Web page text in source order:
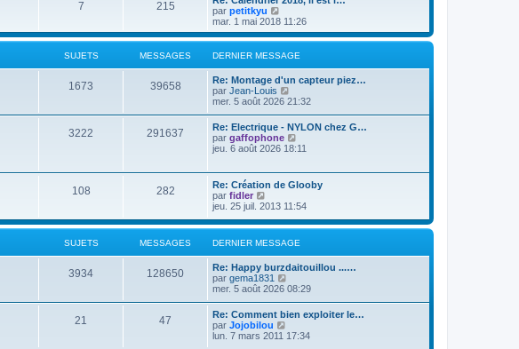
s
a
g
e
e
s
e
l
e
e
r
n
i
e
m
e
s
s
a
7 215
par petitkyu
o
i
r
l
e
r
n
i
e
r
m
a
g
e
mar. 1 mai 2018 11:26
SUJETS MESSAGES DERNIER MESSAGE
1673 39658
Re: Montage d'un capteur piez…
par Jean-Louis
o
r
l
e
d
r
n
e
r
m
e
s
s
a
e
mer. 5 août 2026 21:32
3222 291637
Re: Electrique - NYLON chez G…
par gaffophone
o
l
e
d
e
r
n
i
e
r
e
s
a
e
jeu. 6 août 2026 18:11
108 282
Re: Création de Glooby
par fidler
o
r
e
d
e
r
n
i
e
r
m
jeu. 25 juil. 2013 11:54
SUJETS MESSAGES DERNIER MESSAGE
3934 128650
Re: Happy burzdaitouillou ...…
par gema1831
o
r
l
e
d
mer. 5 août 2026 08:29
21 47
Re: Comment bien exploiter le…
par Jojobilou
o
lun. 7 mars 2011 17:34